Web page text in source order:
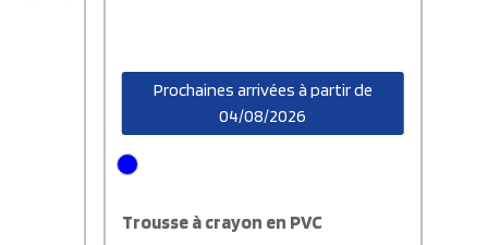
Prochaines arrivées à partir de
04/08/2026
Trousse à crayon en PVC